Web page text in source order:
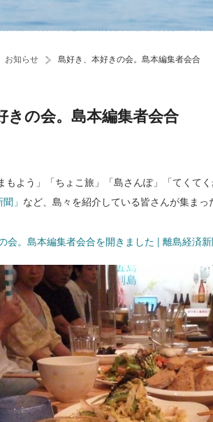
お知らせ 島好き、本好きの会。島本編集者会合
きの会。島本編集者会合
もよう」「ちょこ旅」「島さんぽ」「てくて
」 など、島々を紹介している皆さんが集ま
会。島本編集者会合を開きました | 離島経済